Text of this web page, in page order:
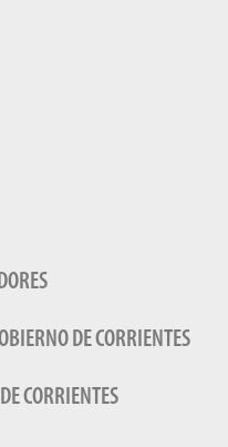
DE CORRIENTES
CORRIENTES